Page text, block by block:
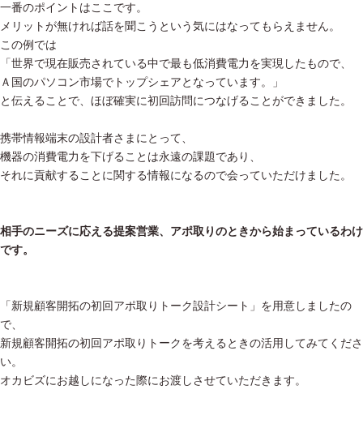
一番のポイントはここです。
メリットが無ければ話を聞こうという気にはなってもらえません。
この例では
「世界で現在販売されている中で最も低消費電力を実現したもので、
Ａ国のパソコン市場でトップシェアとなっています。」
と伝えることで、ほぼ確実に初回訪問につなげることができました。
携帯情報端末の設計者さまにとって、
機器の消費電力を下げることは永遠の課題であり、
それに貢献することに関する情報になるので会っていただけました。
相手のニーズに応える提案営業、アポ取りのときから始まっているわけ
です。
「新規顧客開拓の初回アポ取りトーク設計シート」を用意しましたの
で、
新規顧客開拓の初回アポ取りトークを考えるときの活用してみてくださ
い。
オカビズにお越しになった際にお渡しさせていただきます。